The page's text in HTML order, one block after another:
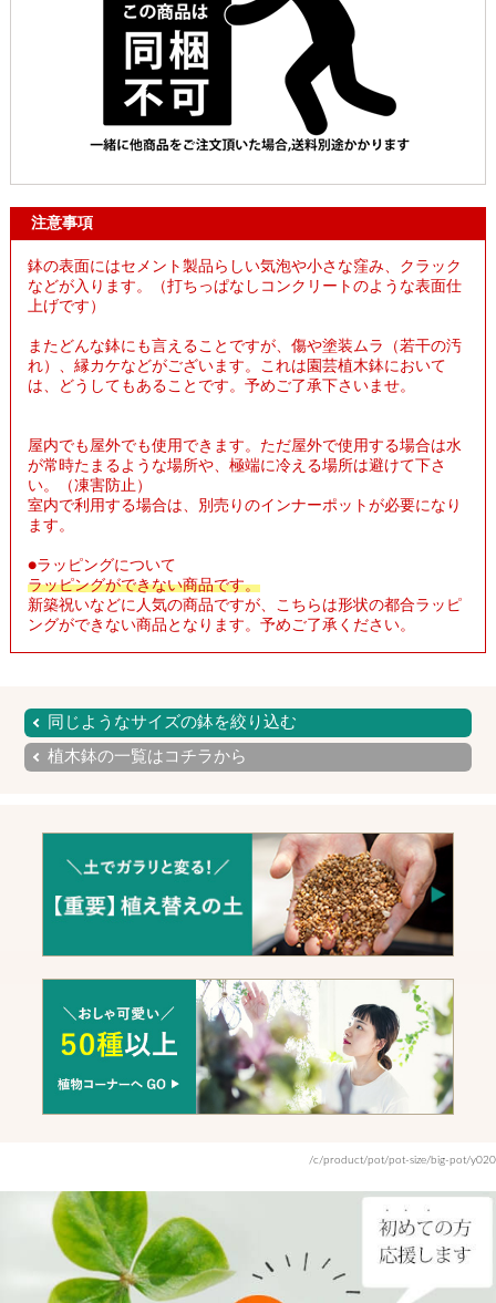
注意事項
鉢の表面にはセメント製品らしい気泡や小さな窪み、クラック
などが入ります。（打ちっぱなしコンクリートのような表面仕
上げです）
またどんな鉢にも言えることですが、傷や塗装ムラ（若干の汚
れ）、縁カケなどがございます。これは園芸植木鉢において
は、どうしてもあることです。予めご了承下さいませ。
屋内でも屋外でも使用できます。ただ屋外で使用する場合は水
が常時たまるような場所や、極端に冷える場所は避けて下さ
い。（凍害防止）
室内で利用する場合は、別売りのインナーポットが必要になり
ます。
●ラッピングについて
ラッピングができない商品です。
新築祝いなどに人気の商品ですが、こちらは形状の都合ラッピ
ングができない商品となります。予めご了承ください。
同じようなサイズの鉢を絞り込む
植木鉢の一覧はコチラから
/c/product/pot/pot-size/big-pot/y020